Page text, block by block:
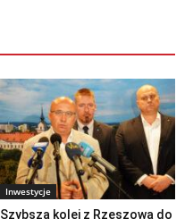
Inwestycje
Szybsza kolej z Rzeszowa do